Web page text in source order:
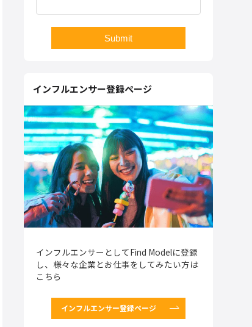
インフルエンサー登録ページ
インフルエンサーとしてFind Modelに登録
し、様々な企業とお仕事をしてみたい方は
こちら
インフルエンサー登録ページ